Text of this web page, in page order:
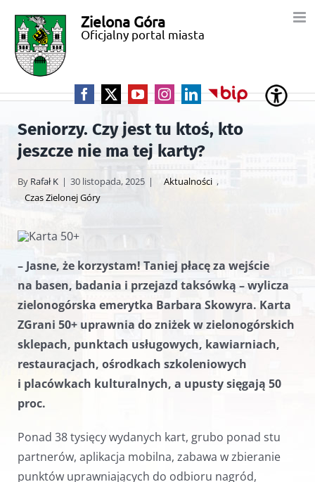
zawartości
Miasto
Zielona
Góra
Zielona Góra
Oficjalny portal miasta
Facebook
X YouTubeInstagramLinkedInBIP
Seniorzy. Czy jest tu ktoś, kto
jeszcze nie ma tej karty?
By Rafał K | 30 listopada, 2025 | Aktualności ,
Czas Zielonej Góry
– Jasne, że korzystam! Taniej płacę za wejście
na basen, badania i przejazd taksówką – wylicza
zielonogórska emerytka Barbara Skowyra. Karta
ZGrani 50+ uprawnia do zniżek w zielonogórskich
sklepach, punktach usługowych, kawiarniach,
restauracjach, ośrodkach szkoleniowych
i placówkach kulturalnych, a upusty sięgają 50
proc.
Ponad 38 tysięcy wydanych kart, grubo ponad stu
partnerów, aplikacja mobilna, zabawa w zbieranie
punktów uprawniających do odbioru nagród,